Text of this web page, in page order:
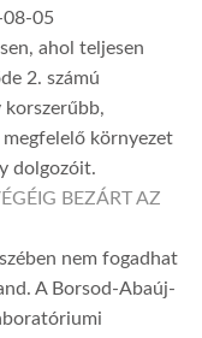
08-05
ahol teljesen
2. számú
korszerűbb,
megfelelő környezet
dolgozóit.
BEZÁRT AZ
nem fogadhat
A Borsod-Abaúj-